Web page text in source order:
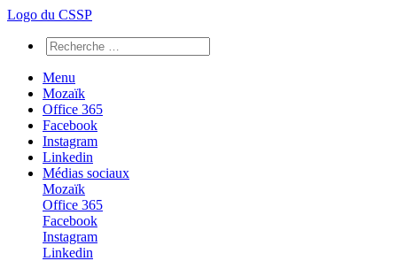
Logo du CSSP
Menu
Mozaïk
Office 365
Facebook
Instagram
Linkedin
Médias sociaux
Mozaïk
Office 365
Facebook
Instagram
Linkedin